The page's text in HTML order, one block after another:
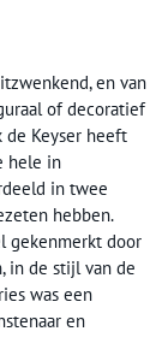
en van
of decoratief
de Keyser heeft
hele in
in twee
hebben.
gekenmerkt door
in de stijl van de
was een
en